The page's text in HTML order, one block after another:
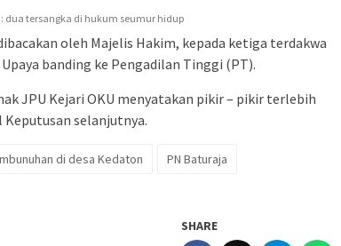
: dua tersangka di hukum seumur hidup
oleh Majelis Hakim, kepada ketiga terdakwa
banding ke Pengadilan Tinggi (PT).
JPU Kejari OKU menyatakan pikir – pikir terlebih
selanjutnya.
di desa Kedaton
PN Baturaja
SHARE